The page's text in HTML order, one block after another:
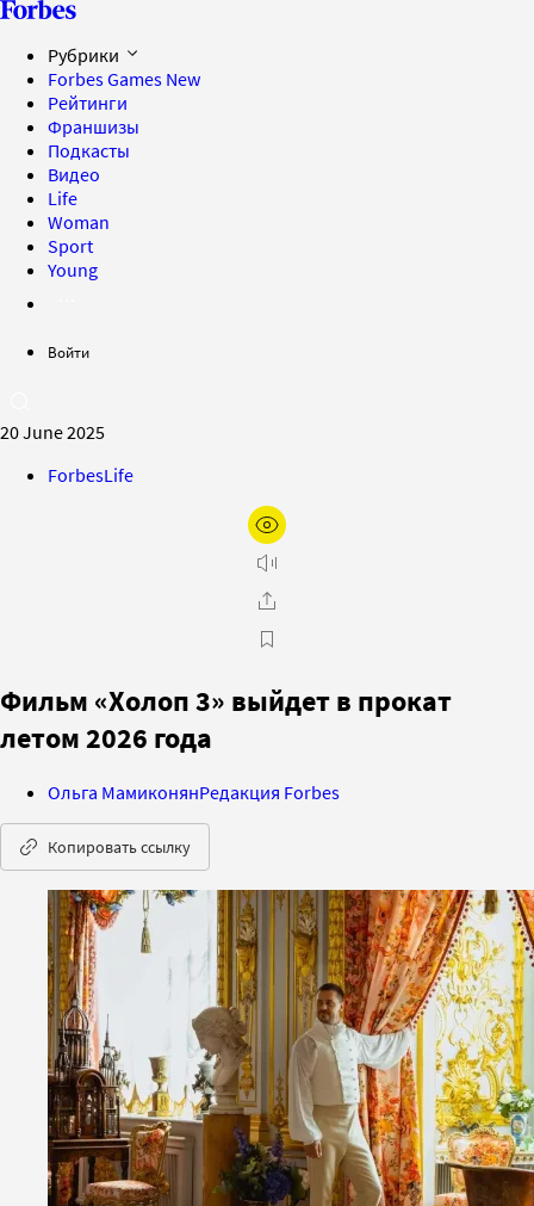
Рубрики
Forbes Games New
Рейтинги
Франшизы
Подкасты
Видео
Life
Woman
Sport
Young
Войти
20 June 2025
ForbesLife
Фильм «Холоп 3» выйдет в прокат
летом 2026 года
Ольга МамиконянРедакция Forbes
Копировать ссылку